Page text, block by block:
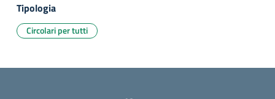
Tipologia
Circolari per tutti